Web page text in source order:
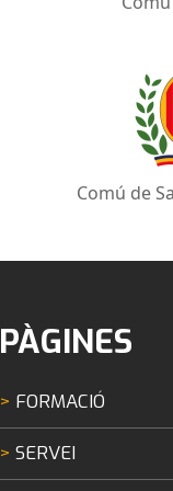
Comú de
PÀGINES
FORMACIÓ
SERVEI